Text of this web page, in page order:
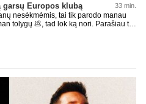
Europos klubą 33 min.
nesėkmėmis, tai tik parodo manau
tolygų 💩, tad lok ką nori. Parašiau tik
futbole, sieki žaisti tik aukščiausiame
nuo to nuomonė nepasikeis, o kad
tavo žodžiais atrašiau.